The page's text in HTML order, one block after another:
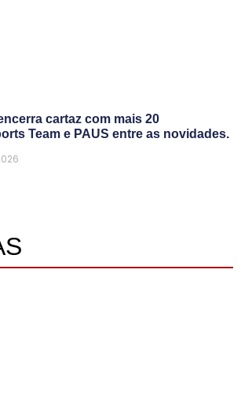
cartaz com mais 20
Team e PAUS entre as novidades.